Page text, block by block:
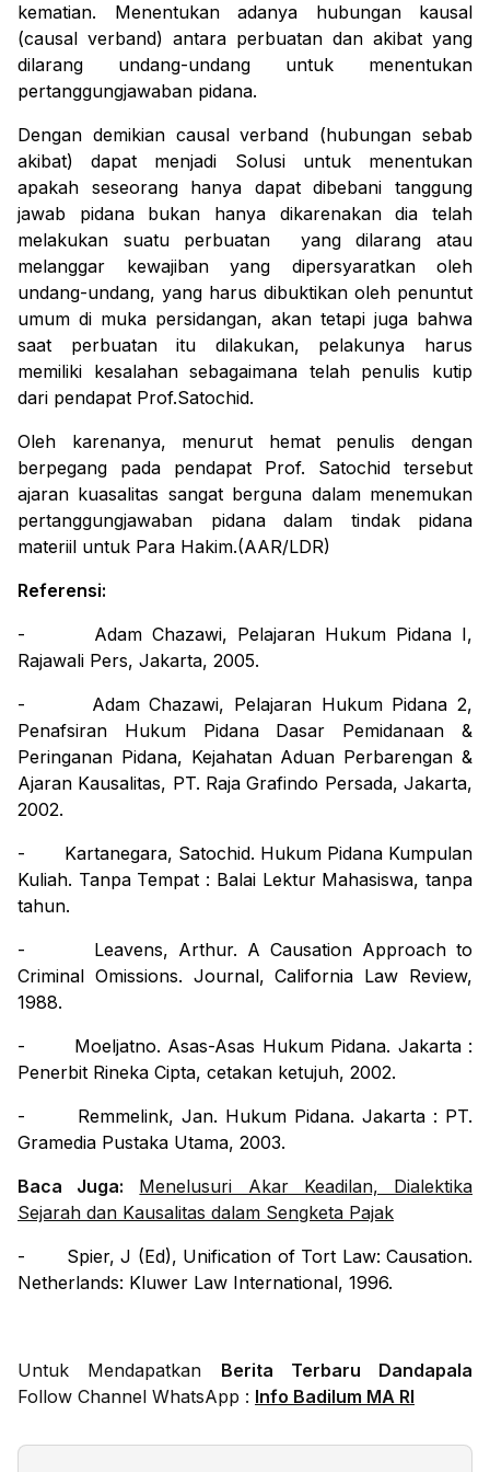
kematian. Menentukan adanya hubungan kausal
(causal verband) antara perbuatan dan akibat yang
dilarang undang-undang untuk menentukan
pertanggungjawaban pidana.
Dengan demikian causal verband (hubungan sebab
akibat) dapat menjadi Solusi untuk menentukan
apakah seseorang hanya dapat dibebani tanggung
jawab pidana bukan hanya dikarenakan dia telah
melakukan suatu perbuatan yang dilarang atau
melanggar kewajiban yang dipersyaratkan oleh
undang-undang, yang harus dibuktikan oleh penuntut
umum di muka persidangan, akan tetapi juga bahwa
saat perbuatan itu dilakukan, pelakunya harus
memiliki kesalahan sebagaimana telah penulis kutip
dari pendapat Prof.Satochid.
Oleh karenanya, menurut hemat penulis dengan
berpegang pada pendapat Prof. Satochid tersebut
ajaran kuasalitas sangat berguna dalam menemukan
pertanggungjawaban pidana dalam tindak pidana
materiil untuk Para Hakim.(AAR/LDR)
Referensi:
-
Adam Chazawi, Pelajaran Hukum Pidana I,
Rajawali Pers, Jakarta, 2005.
-
Adam Chazawi, Pelajaran Hukum Pidana 2,
Penafsiran Hukum Pidana Dasar Pemidanaan &
Peringanan Pidana, Kejahatan Aduan Perbarengan &
Ajaran Kausalitas, PT. Raja Grafindo Persada, Jakarta,
2002.
-
Kartanegara, Satochid. Hukum Pidana Kumpulan
Kuliah. Tanpa Tempat : Balai Lektur Mahasiswa, tanpa
tahun.
-
Leavens, Arthur. A Causation Approach to
Criminal Omissions. Journal, California Law Review,
1988.
-
Moeljatno. Asas-Asas Hukum Pidana. Jakarta :
Penerbit Rineka Cipta, cetakan ketujuh, 2002.
-
Remmelink, Jan. Hukum Pidana. Jakarta : PT.
Gramedia Pustaka Utama, 2003.
Baca Juga:
Menelusuri Akar Keadilan, Dialektika
Sejarah dan Kausalitas dalam Sengketa Pajak
-
Spier, J (Ed), Unification of Tort Law: Causation.
Netherlands: Kluwer Law International, 1996.
Untuk Mendapatkan Berita Terbaru Dandapala
Follow Channel WhatsApp : Info Badilum MA RI